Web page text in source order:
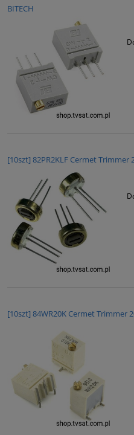
BITECH
[10szt] 82PR2KLF Cermet Trimmer
[10szt] 84WR20K Cermet Trimmer